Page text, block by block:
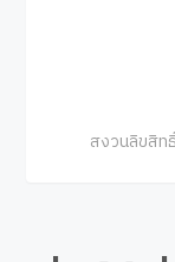
สงวนลิขสิ